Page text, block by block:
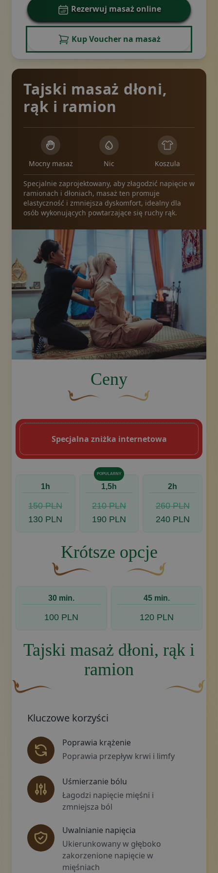
Rezerwuj masaż online
Kup Voucher na masaż
Tajski masaż dłoni,
rąk i ramion
Mocny masaż Nic Koszula
Specjalnie zaprojektowany, aby złagodzić napięcie w
ramionach i dłoniach, masaż ten promuje
elastyczność i zmniejsza dyskomfort, idealny dla
osób wykonujących powtarzające się ruchy rąk.
Ceny
Specjalna zniżka internetowa
1h
150 PLN
130 PLN
POPULARNY
1,5h
210 PLN
190 PLN
2h
260 PLN
240 PLN
Krótsze opcje
30 min.
100 PLN
45 min.
120 PLN
Tajski masaż dłoni, rąk i
ramion
Kluczowe korzyści
Poprawia krążenie
Poprawia przepływ krwi i limfy
Uśmierzanie bólu
Łagodzi napięcie mięśni i
zmniejsza ból
Uwalnianie napięcia
Ukierunkowany w głęboko
zakorzenione napięcie w
mięśniach